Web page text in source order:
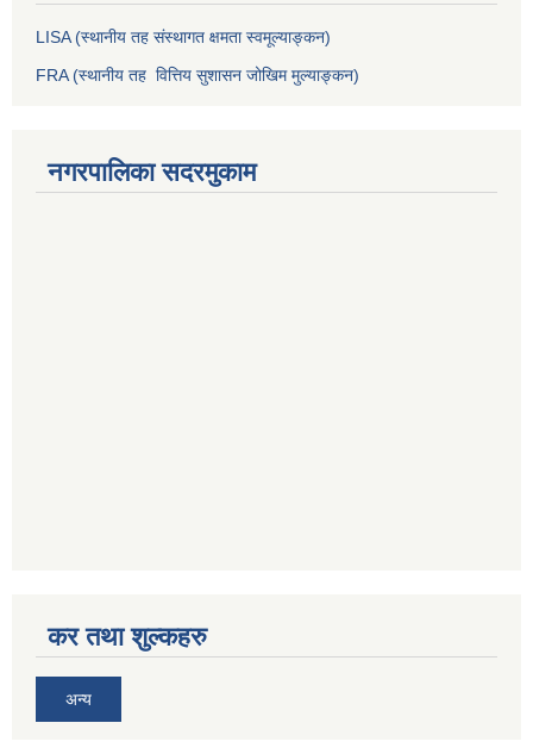
LISA (स्थानीय तह संस्थागत क्षमता स्वमूल्याङ्कन)
FRA (स्थानीय तह वित्तिय सुशासन जोखिम मुल्याङ्कन)
नगरपालिका सदरमुकाम
कर तथा शुल्कहरु
अन्य